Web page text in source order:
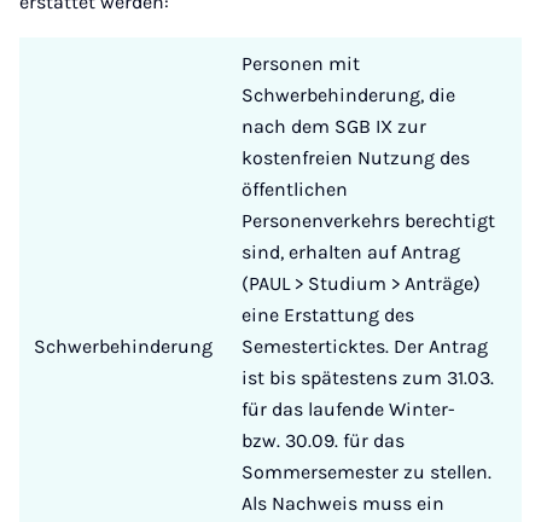
Schwerbehinderung
Personen mit
Schwerbehinderung, die
nach dem SGB IX zur
kostenfreien Nutzung des
öffentlichen
Personenverkehrs berechtigt
sind, erhalten auf Antrag
(PAUL > Studium > Anträge)
eine Erstattung des
Semesterticktes. Der Antrag
ist bis spätestens zum 31.03.
für das laufende Winter-
bzw. 30.09. für das
Sommersemester zu stellen.
Als Nachweis muss ein